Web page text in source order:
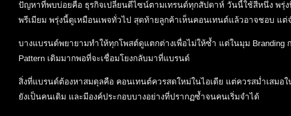
ปัญหาที่พบบ่อยคือ ธุรกิจเปลี่ยนดีไซน์ตามเทรนด์ทุกสัปดาห์ วันนี้ใช้สีหนึ่ง พรุ่
พรีเมียม พรุ่งนี้ดูเหมือนเพจทั่วไป สุดท้ายลูกค้าเห็นคอนเทนต์แล้วอาจชอบ แต่
บางแบรนด์พยายามทำให้ทุกโพสต์ดูแตกต่างเพื่อไม่ให้ซ้ำ แต่ในมุม Branding
Pattern เดิมมากพอที่จะเชื่อมโยงกลับมาที่แบรนด์
สิ่งที่แบรนด์ต้องหาสมดุลคือ คอนเทนต์ควรสดใหม่ในไอเดีย แต่ควรสม่ำเสมอ
ยังเป็นคนเดิม และมีองค์ประกอบบางอย่างที่ปรากฏซ้ำจนคนเริ่มจำได้